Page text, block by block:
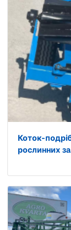
Коток-
рослинних